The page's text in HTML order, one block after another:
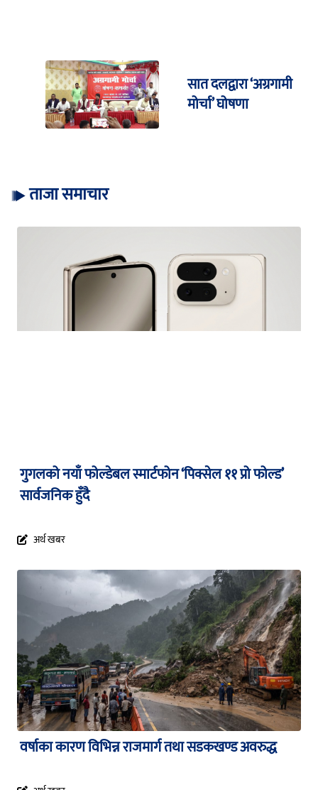
सात दलद्वारा ‘अग्रगामी
मोर्चा’ घोषणा
ताजा समाचार
गुगलको नयाँ फोल्डेबल स्मार्टफोन ‘पिक्सेल ११ प्रो फोल्ड’
सार्वजनिक हुँदै
अर्थ खबर
वर्षाका कारण विभिन्न राजमार्ग तथा सडकखण्ड अवरुद्ध